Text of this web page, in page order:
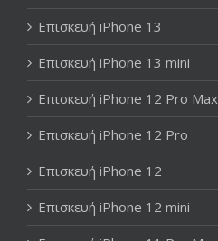
Επισκευή iPhone 13
Επισκευή iPhone 13 mini
Επισκευή iPhone 12 Pro Max
Επισκευή iPhone 12 Pro
Επισκευή iPhone 12
Επισκευή iPhone 12 mini